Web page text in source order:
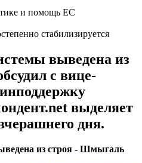
стабилизируется
выведена из
с вице-
выделяет
дня.
из строя - Шмыгаль